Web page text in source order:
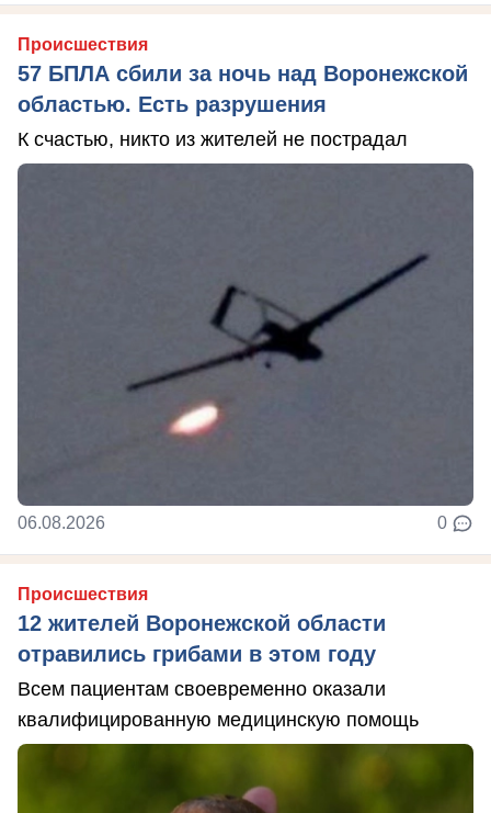
Происшествия
57 БПЛА сбили за ночь над Воронежской
областью. Есть разрушения
К счастью, никто из жителей не пострадал
06.08.2026 0
Происшествия
12 жителей Воронежской области
отравились грибами в этом году
Всем пациентам своевременно оказали
квалифицированную медицинскую помощь